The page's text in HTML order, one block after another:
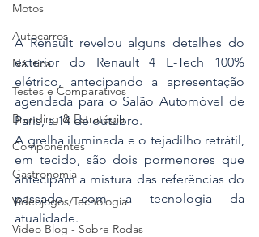
Motos
Autocarros
Náutica
Testes e Comparativos
Branding & Estratégia
Componentes
Gastronomia
Videojogos/Tecnologia
Vídeo Blog - Sobre Rodas
A Renault revelou alguns detalhes do
exterior do Renault 4 E-Tech 100%
elétrico, antecipando a apresentação
agendada para o Salão Automóvel de
Paris, a 14 de outubro.
A grelha iluminada e o tejadilho retrátil,
em tecido, são dois pormenores que
antecipam a mistura das referências do
passado com a tecnologia da
atualidade.